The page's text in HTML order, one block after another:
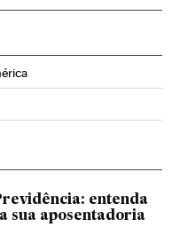
entenda
sua aposentadoria